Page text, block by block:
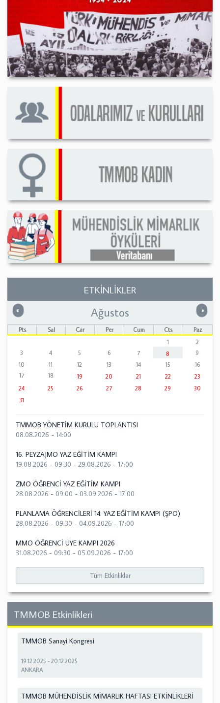
ETKİNLİKLER
« Önceki »
Ağustos
Pts Sal Çar Per Cum Cts
Paz
1
2
3
4 5 6 7 8
9
10
11 12 13 14 15
16
17
18 19 20 21 22
23
24
25 26 27 28 29
30
31
TMMOB YÖNETİM KURULU TOPLANTISI
08.08.2026 - 14:00
16. PEYZAJMO YAZ EĞİTİM KAMPI
19.08.2026 - 09:30 - 29.08.2026 - 17:00
ZMO ÖĞRENCİ YAZ EĞİTİM KAMPI
28.08.2026 - 09:00 - 03.09.2026 - 17:00
PLANLAMA ÖĞRENCİLERİ 14. YAZ EĞİTİM KAMPI (ŞPO)
28.08.2026 - 09:30 - 04.09.2026 - 17:00
MMO ÖĞRENCİ ÜYE KAMPI 2026
31.08.2026 - 09:30 - 05.09.2026 - 17:00
Tüm Etkinlikler
TMMOB Etkinlikleri
TMMOB Sanayi Kongresi
19.12.2025 -20.12.2025
ANKARA
TMMOB MÜHENDİSLİK MİMARLIK HAFTASI ETKİNLİKLERİ